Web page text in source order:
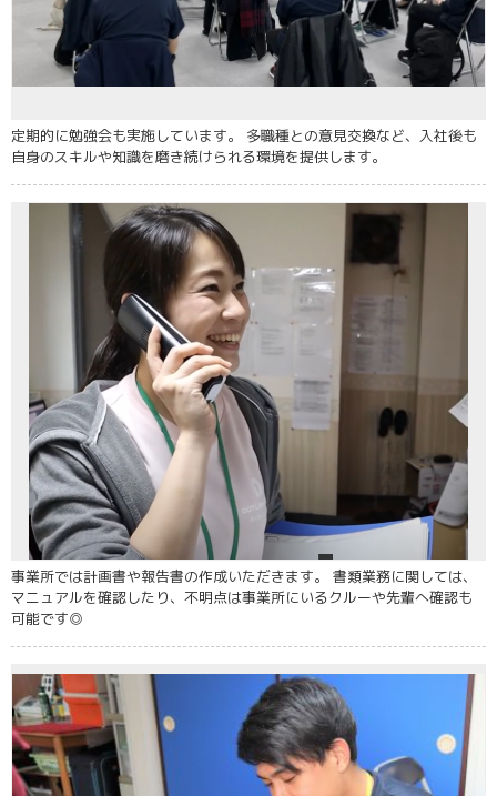
定期的に勉強会も実施しています。 多職種との意見交換など、入社後も
自身のスキルや知識を磨き続けられる環境を提供します。
事業所では計画書や報告書の作成いただきます。 書類業務に関しては、
マニュアルを確認したり、不明点は事業所にいるクルーや先輩へ確認も
可能です◎